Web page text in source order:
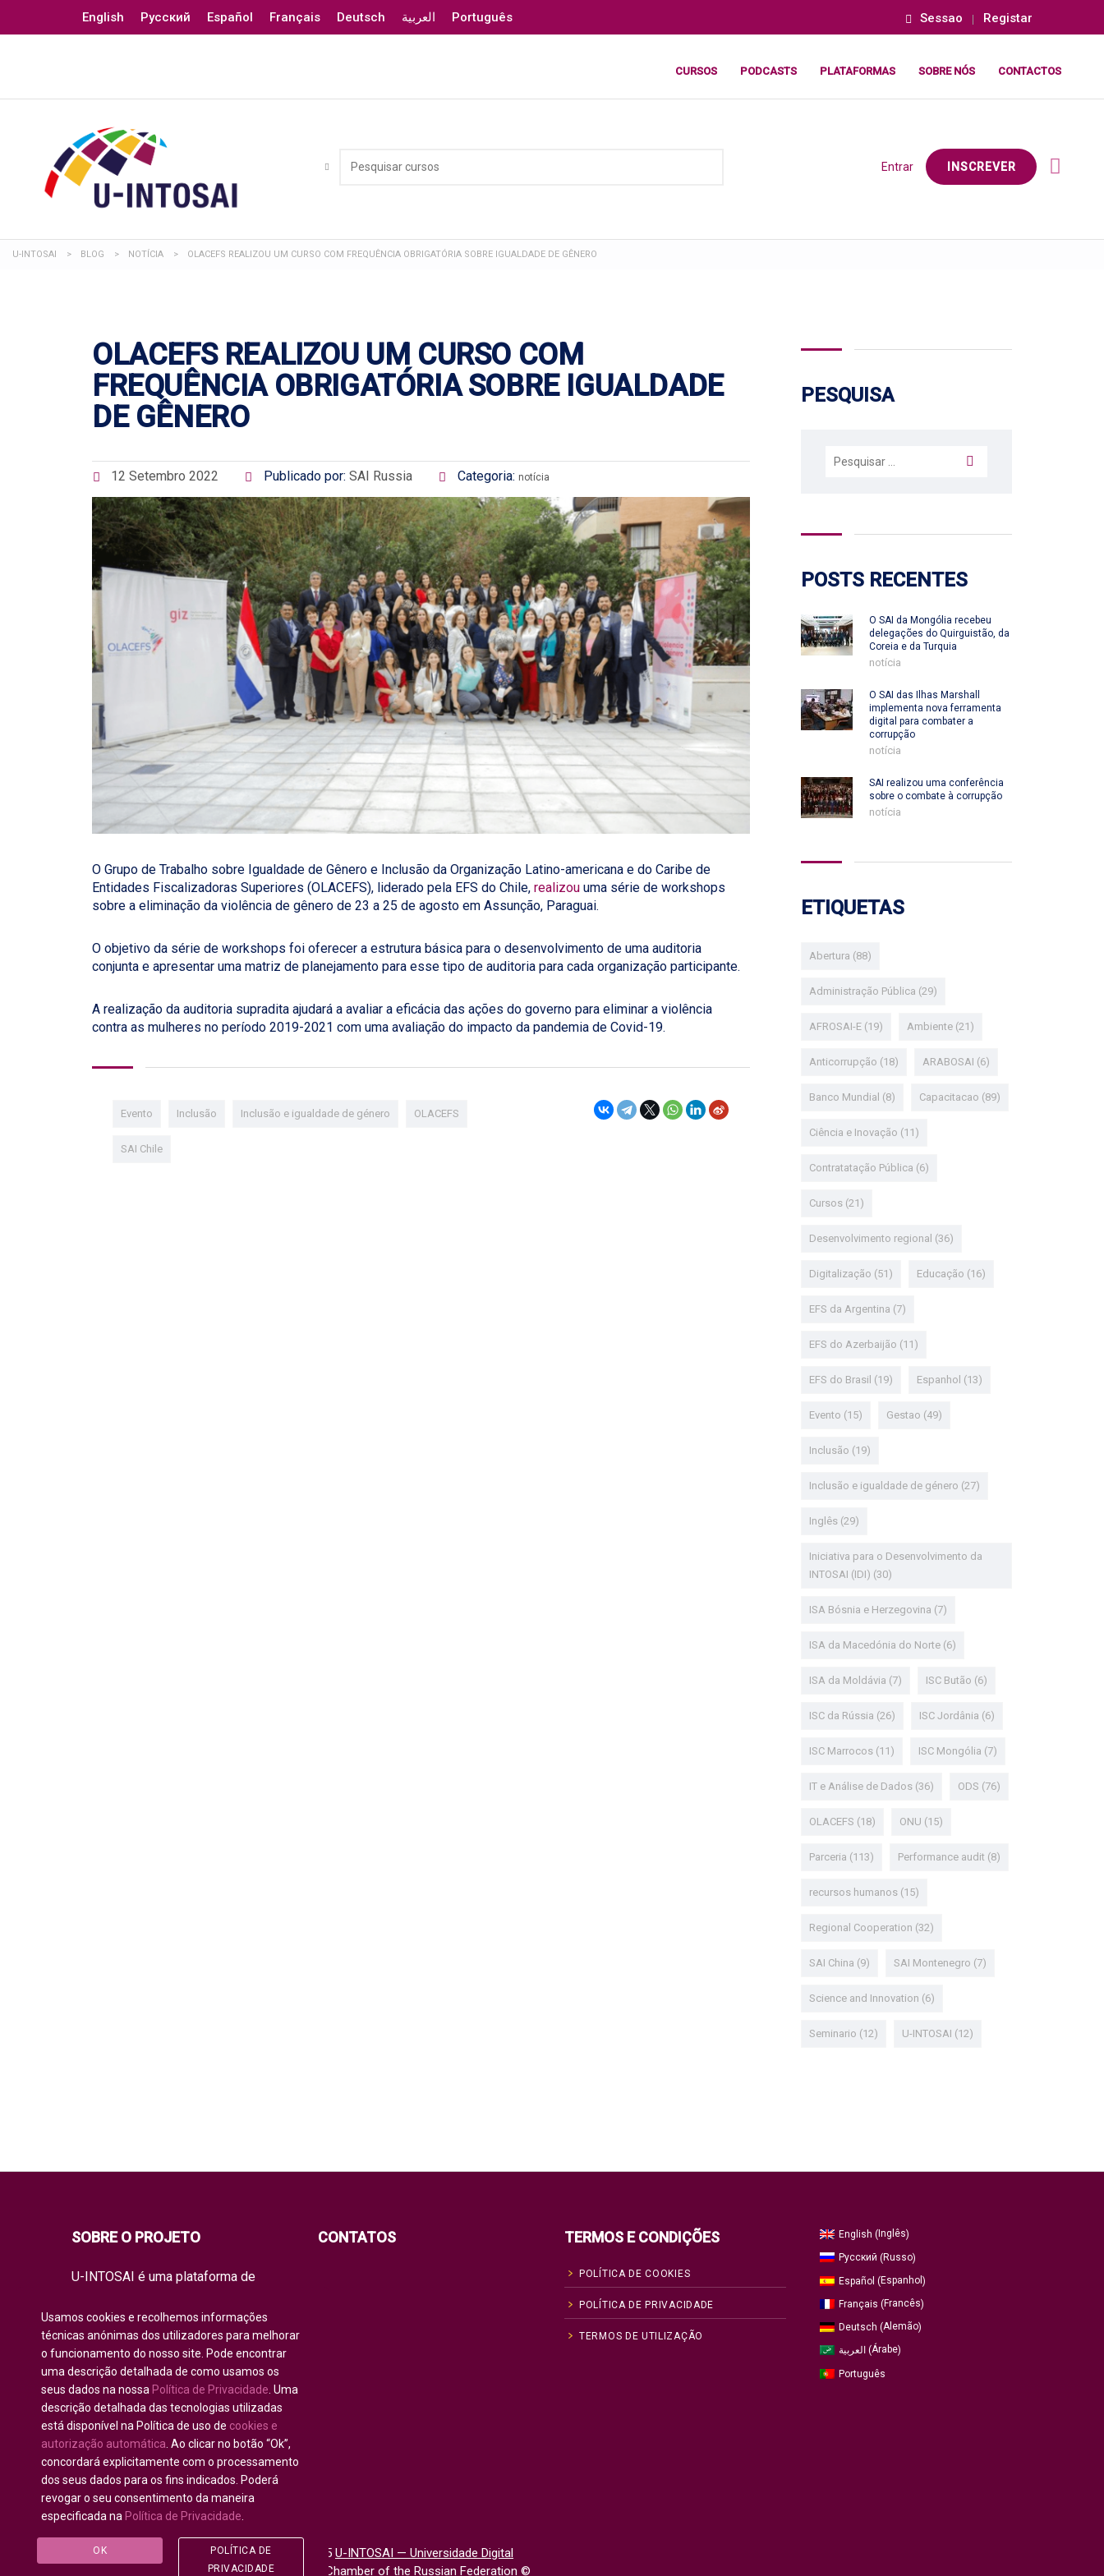
English Русский Español Français Deutsch العربية Português Sessao Registar
CURSOS PODCASTS PLATAFORMAS SOBRE NÓS CONTACTOS
Entrar INSCREVER
U-INTOSAI > BLOG > NOTÍCIA > OLACEFS REALIZOU UM CURSO COM FREQUÊNCIA OBRIGATÓRIA SOBRE IGUALDADE DE GÊNERO
OLACEFS REALIZOU UM CURSO COM
FREQUÊNCIA OBRIGATÓRIA SOBRE IGUALDADE
DE GÊNERO
12 Setembro 2022 Publicado por: SAI Russia Categoria: notícia
O Grupo de Trabalho sobre Igualdade de Gênero e Inclusão da Organização Latino-americana e do Caribe de
Entidades Fiscalizadoras Superiores (OLACEFS), liderado pela EFS do Chile, realizou uma série de workshops
sobre a eliminação da violência de gênero de 23 a 25 de agosto em Assunção, Paraguai.
O objetivo da série de workshops foi oferecer a estrutura básica para o desenvolvimento de uma auditoria
conjunta e apresentar uma matriz de planejamento para esse tipo de auditoria para cada organização participante.
A realização da auditoria supradita ajudará a avaliar a eficácia das ações do governo para eliminar a violência
contra as mulheres no período 2019-2021 com uma avaliação do impacto da pandemia de Covid-19.
Evento Inclusão Inclusão e igualdade de género OLACEFS
SAI Chile
PESQUISA
Pesquisar
POSTS RECENTES
O SAI da Mongólia recebeu
delegações do Quirguistão, da
Coreia e da Turquia
notícia
O SAI das Ilhas Marshall
implementa nova ferramenta
digital para combater a
corrupção
notícia
SAI realizou uma conferência
sobre o combate à corrupção
notícia
ETIQUETAS
Abertura (88)
Administração Pública (29)
AFROSAI-E(19) Ambiente(21)
Anticorrupção (18) ARABOSAI (6)
Banco Mundial (8) Capacitacao (89)
Ciência e Inovação (11)
Contratatação Pública (6)
Cursos(21)
Desenvolvimento regional (36)
Digitalização (51) Educação (16)
EFS da Argentina (7)
EFS do Azerbaijão (11)
EFS do Brasil (19) Espanhol (13)
Evento (15) Gestao (49)
Inclusão (19)
Inclusão e igualdade de género (27)
Inglês(29)
Iniciativa para o Desenvolvimento da
INTOSAI (IDI) (30)
ISA Bósnia e Herzegovina (7)
ISA da Macedónia do Norte(6)
ISA da Moldávia (7) ISC Butão (6)
ISC da Rússia (26) ISC Jordânia (6)
ISC Marrocos(11) ISC Mongólia (7)
IT e Análise de Dados(36) ODS (76)
OLACEFS (18) ONU (15)
Parceria (113) Performance audit (8)
recursos humanos(15)
Regional Cooperation (32)
SAI China (9) SAI Montenegro (7)
Science and Innovation (6)
Seminario (12) U-INTOSAI (12)
SOBRE O PROJETO
U-INTOSAI é uma plataforma de
membros da INTOSAI, criada como um
espaço único para partilhar
experiências e conhecimento.
A universidade oferece à comunidade
de auditoria global formatos de
aprendizagem clássicos, bem como
os melhores projetos de formação e
manuais práticos da INTOSAI, que
combinam as iniciativas académicas
existentes para educar os auditores
do futuro.
CONTATOS TERMOS E CONDIÇÕES
POLÍTICA DE COOKIES
POLÍTICA DE PRIVACIDADE
TERMOS DE UTILIZAÇÃO
English (Inglês)
Русский (Russo)
Español (Espanhol )
Français (Francês)
Deutsch (Alemão)
العربية (Árabe)
Português
Todos os direitos reservados © 2020 - 2025 U-INTOSAI — Universidade Digital
para Comunidade da INTOSAI©Accounts Chamber of the Russian Federation ©
Usamos cookies e recolhemos informações
técnicas anónimas dos utilizadores para melhorar
o funcionamento do nosso site. Pode encontrar
uma descrição detalhada de como usamos os
seus dados na nossa Política de Privacidade . Uma
descrição detalhada das tecnologias utilizadas
está disponível na Política de uso de cookies e
autorização automática . Ao clicar no botão “Ok”,
concordará explicitamente com o processamento
dos seus dados para os fins indicados. Poderá
revogar o seu consentimento da maneira
especificada na Política de Privacidade
OK
POLÍTICA DE
PRIVACIDADE